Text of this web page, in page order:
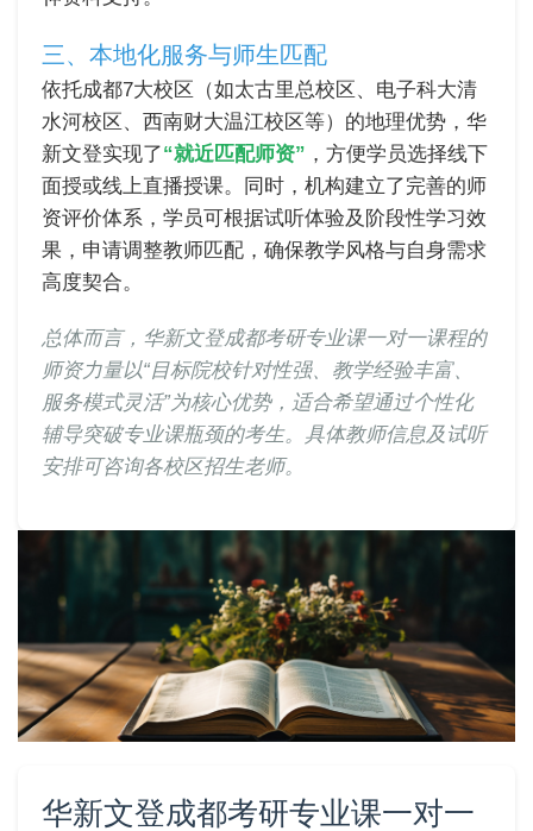
三、本地化服务与师生匹配
依托成都7大校区（如太古里总校区、电子科大清
水河校区、西南财大温江校区等）的地理优势，华
新文登实现了“就近匹配师资” ，方便学员选择线下
面授或线上直播授课。同时，机构建立了完善的师
资评价体系，学员可根据试听体验及阶段性学习效
果，申请调整教师匹配，确保教学风格与自身需求
高度契合。
总体而言，华新文登成都考研专业课一对一课程的
师资力量以“目标院校针对性强、教学经验丰富、
服务模式灵活”为核心优势，适合希望通过个性化
辅导突破专业课瓶颈的考生。具体教师信息及试听
安排可咨询各校区招生老师。
华新文登成都考研专业课一对一